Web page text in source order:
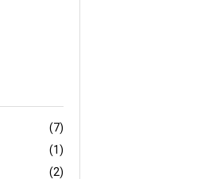
(7)
(1)
(2)